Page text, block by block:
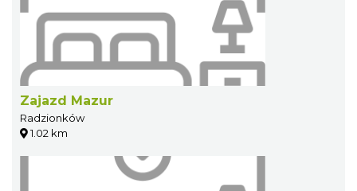
Zajazd Mazur
Radzionków
1.02 km